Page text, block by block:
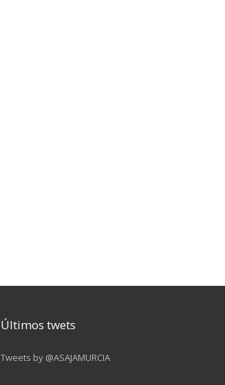
Últimos twets
Tweets by @ASAJAMURCIA